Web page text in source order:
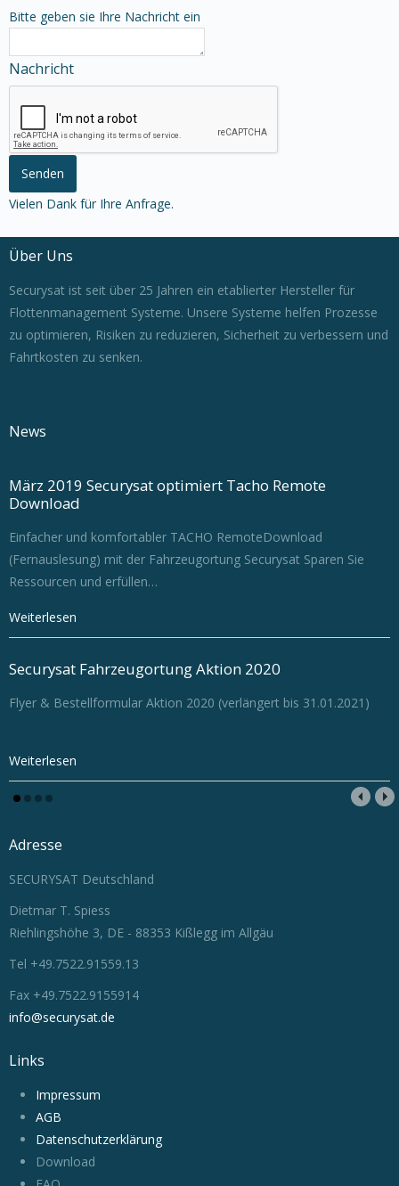
Bitte geben sie Ihre Nachricht ein
Nachricht
Vielen Dank für Ihre Anfrage.
Über Uns
Securysat ist seit über 25 Jahren ein etablierter Hersteller für
Flottenmanagement Systeme. Unsere Systeme helfen Prozesse
zu optimieren, Risiken zu reduzieren, Sicherheit zu verbessern und
Fahrtkosten zu senken.
News
März 2019 Securysat optimiert Tacho Remote
Download
Einfacher und komfortabler TACHO RemoteDownload
(Fernauslesung) mit der Fahrzeugortung Securysat Sparen Sie
Ressourcen und erfüllen…
Weiterlesen
Securysat Fahrzeugortung Aktion 2020
Flyer & Bestellformular Aktion 2020 (verlängert bis 31.01.2021)
Weiterlesen
Adresse
SECURYSAT Deutschland
Dietmar T. Spiess
Riehlingshöhe 3, DE - 88353 Kißlegg im Allgäu
Tel +49.7522.91559.13
Fax +49.7522.9155914
info@securysat.de
Links
Impressum
AGB
Datenschutzerklärung
Download